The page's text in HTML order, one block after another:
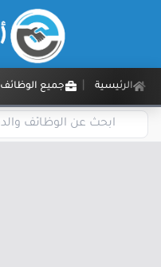
الرئيسية جميع الوظائف